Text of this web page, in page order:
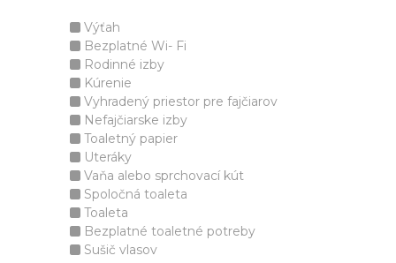
Výťah
Bezplatné Wi- Fi
Rodinné izby
Kúrenie
Vyhradený priestor pre fajčiarov
Nefajčiarske izby
Toaletný papier
Uteráky
Vaňa alebo sprchovací kút
Spoločná toaleta
Toaleta
Bezplatné toaletné potreby
Sušič vlasov